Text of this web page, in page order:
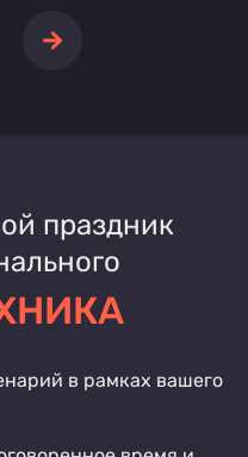
праздник
в рамках вашего